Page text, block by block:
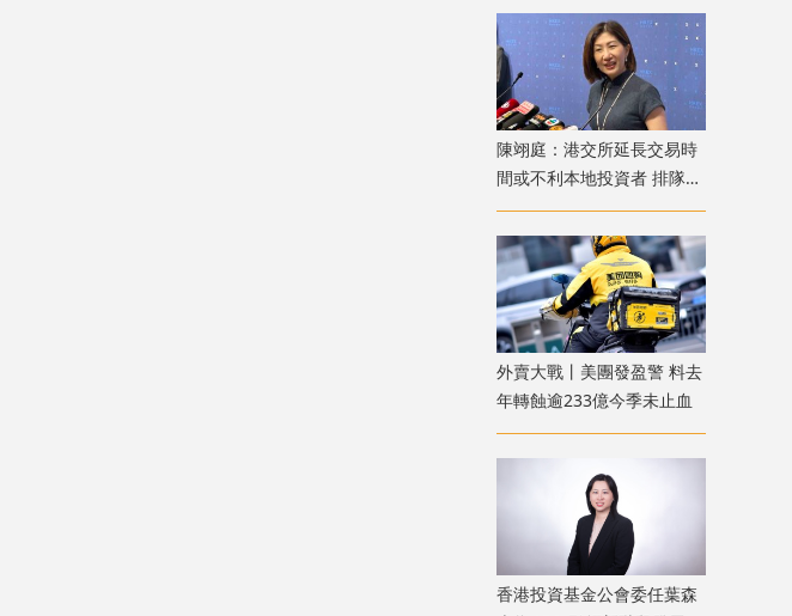
陳翊庭：港交所延長交易時
間或不利本地投資者 排隊上
市公司數量創新高
外賣大戰丨美團發盈警 料去
年轉蝕逾233億今季未止血
香港投資基金公會委任葉森